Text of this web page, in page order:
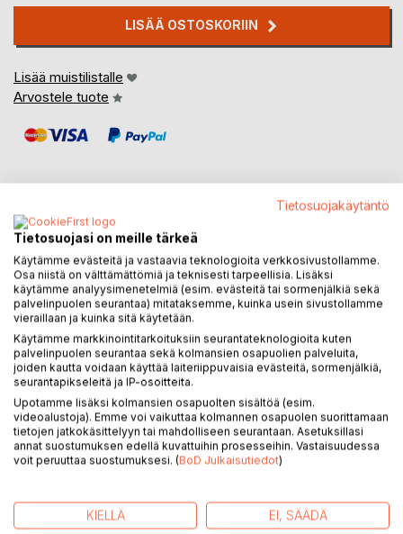
LISÄÄ OSTOSKORIIN
Lisää muistilistalle
Arvostele tuote
KUVAUS
Entten Tentten on harjoituskirja visuaalisen tarkkaavuuden,
silmän ja käden koordinaation, päättelytaitojen ja omien
havaintojen tekemisen ja pitkäjänteiseen työskentelyn
harjoitteluun kuva-aineistojen parissa.
Harjoitukset sopivat tehtäviksi koko luokalla, S2-tunneilla,
pienryhmäopetuksessa, puheopetuksessa...
Kirjan sisältö koostuu kuvasivuista, joissa on tehtävänä
piirtää kuvat samanlaiksi, etsiä kuvien eroavaisuudet,
kuvista sinne kuuluvia asioita, tunnistaa kuvan henkilöitä
Tietosuojakäytäntö
Tietosuojasi on meille tärkeä
Käytämme evästeitä ja vastaavia teknologioita verkkosivustollamme.
Osa niistä on välttämättömiä ja teknisesti tarpeellisia. Lisäksi
käytämme analyysimenetelmiä (esim. evästeitä tai sormenjälkiä sekä
palvelinpuolen seurantaa) mitataksemme, kuinka usein sivustollamme
vieraillaan ja kuinka sitä käytetään.
Käytämme markkinointitarkoituksiin seurantateknologioita kuten
palvelinpuolen seurantaa sekä kolmansien osapuolien palveluita,
joiden kautta voidaan käyttää laiteriippuvaisia evästeitä, sormenjälkiä,
seurantapikseleitä ja IP-osoitteita.
Upotamme lisäksi kolmansien osapuolten sisältöä (esim.
videoalustoja). Emme voi vaikuttaa kolmannen osapuolen suorittamaan
tietojen jatkokäsittelyyn tai mahdolliseen seurantaan. Asetuksillasi
annat suostumuksen edellä kuvattuihin prosesseihin. Vastaisuudessa
voit peruuttaa suostumuksesi. (BoD Julkaisutiedot)
KIELLÄ EI, SÄÄDÄ